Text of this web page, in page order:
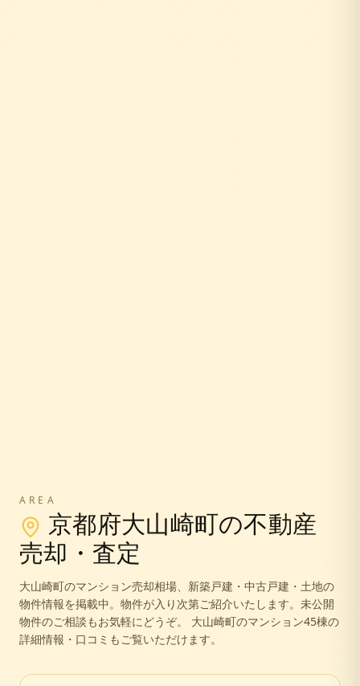
AREA
京都府大山崎町の不動産
売却・査定
大山崎町のマンション売却相場、新築戸建・中古戸建・土地の
物件情報を掲載中。 物件が入り次第ご紹介いたします。未公開
物件のご相談もお気軽にどうぞ。
大山崎町のマンション45棟の
詳細情報・口コミもご覧いただけます。